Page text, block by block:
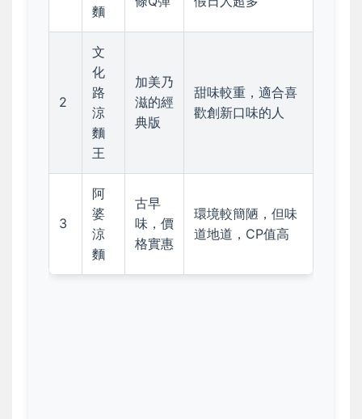
麵
2
文
化
路
涼
麵
王
加美乃
滋的經
典版
甜味較重，適合喜
歡創新口味的人
3
阿
婆
涼
麵
古早
味，價
格實惠
環境較簡陋，但味
道地道，CP值高